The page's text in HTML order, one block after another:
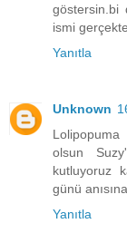
göstersin.bi
ismi
Yanıtla
Unknown
olsun
kutluyoruz
günü
Yanıtla